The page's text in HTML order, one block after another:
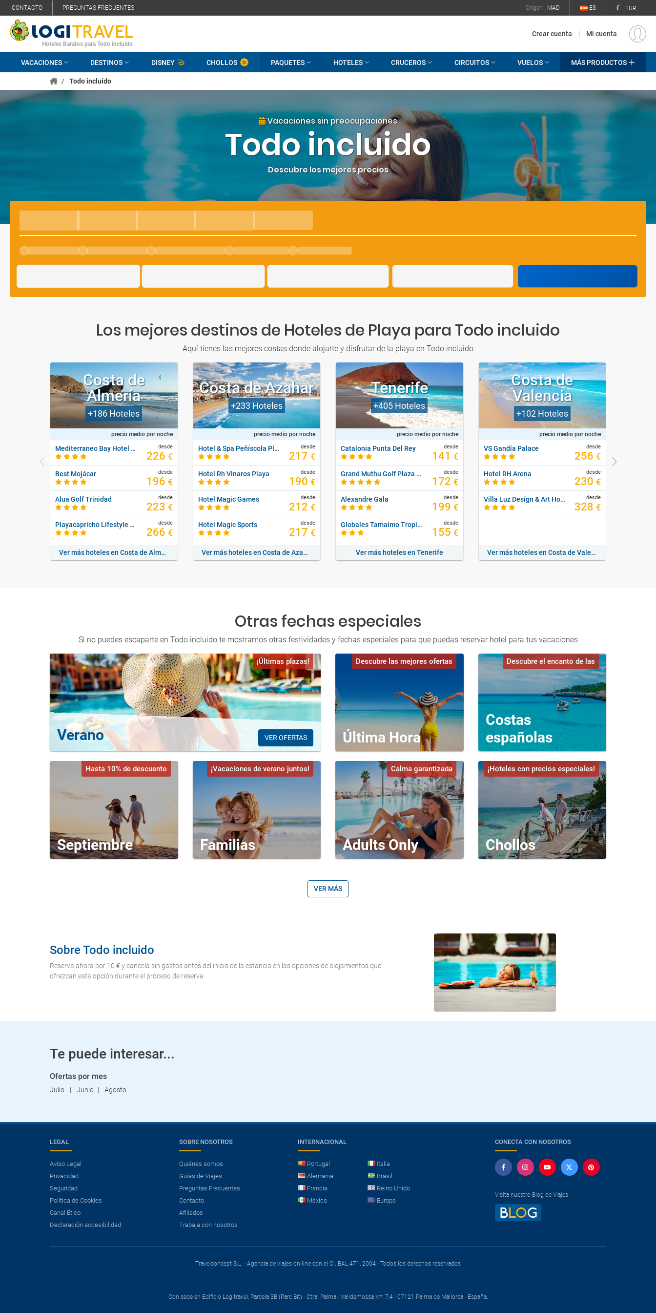
CONTACTO PREGUNTAS FRECUENTES Origen MAD ES € EUR
Hoteles Baratos para Todo incluido
Crear cuenta | Mi cuenta
VACACIONES DESTINOS DISNEY CHOLLOS PAQUETES HOTELES CRUCEROS CIRCUITOS VUELOS MÁS PRODUCTOS
/ Todo incluido
Vacaciones sin preocupaciones
Todo incluido
Descubre los mejores precios
Los mejores destinos de Hoteles de Playa para Todo incluido
Aquí tienes las mejores costas donde alojarte y disfrutar de la playa en Todo incluido
Costa de
Almería
+186 Hoteles
precio medio por noche
Mediterraneo Bay Hotel & Resort desde
226 €
Best Mojácar desde
196 €
Alua Golf Trinidad desde
223 €
Playacapricho Lifestyle Collection By Senator desde
266 €
Ver más hoteles en Costa de Almería
Costa de Azahar
+233 Hoteles
precio medio por noche
Hotel & Spa Peñíscola Plaza Suites desde
217 €
Hotel Rh Vinaros Playa desde
190 €
Hotel Magic Games desde
212 €
Hotel Magic Sports desde
217 €
Ver más hoteles en Costa de Azahar
Tenerife
+405 Hoteles
precio medio por noche
Catalonia Punta Del Rey desde
141 €
Grand Muthu Golf Plaza Hotel & Spa desde
172 €
Alexandre Gala desde
199 €
Globales Tamaimo Tropical desde
155 €
Ver más hoteles en Tenerife
Costa de
Valencia
+102 Hoteles
precio medio por noche
VS Gandía Palace desde
256 €
Hotel RH Arena desde
230 €
Villa Luz Design & Art Hotel desde
328 €
Ver más hoteles en Costa de Valencia
Otras fechas especiales
Si no puedes escaparte en Todo incluido te mostramos otras festividades y fechas especiales para que puedas reservar hotel para tus vacaciones
VER OFERTAS
Verano
¡Últimas plazas!
Última Hora
Descubre las mejores ofertas
Costas
españolas
Descubre el encanto de las
Septiembre
Hasta 10% de descuento
Familias
¡Vacaciones de verano juntos!
Adults Only
Calma garantizada
Chollos
¡Hoteles con precios especiales!
VER MÁS
Sobre Todo incluido
Reserva ahora por 10 € y cancela sin gastos antes del inicio de la estancia en las opciones de alojamientos que
ofrezcan esta opción durante el proceso de reserva.
Te puede interesar...
Ofertas por mes
Julio Junio Agosto
LEGAL
Aviso Legal
Privacidad
Seguridad
Política de Cookies
Canal Ético
Declaración accesibilidad
SOBRE NOSOTROS
Quiénes somos
Guías de Viajes
Preguntas Frecuentes
Contacto
Afiliados
Trabaja con nosotros
INTERNACIONAL
Portugal
Italia
Alemania
Brasil
Francia
Reino Unido
México
Europa
CONECTA CON NOSOTROS
Visita nuestro Blog de Viajes
Travelconcept S.L. - Agencia de viajes on-line con el CI. BAL 471, 2004 - Todos los derechos reservados
Con sede en Edificio Logitravel, Parcela 3B (Parc Bit) - Ctra. Palma - Valldemossa km 7,4 | 07121 Palma de Mallorca - España.